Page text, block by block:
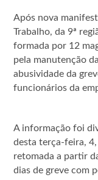
Após nova
Trabalho, da 9ª
formada por 12
pela manutenção
abusividade da
funcionários da
A informação foi
desta terça-feira,
retomada a partir
dias de greve com